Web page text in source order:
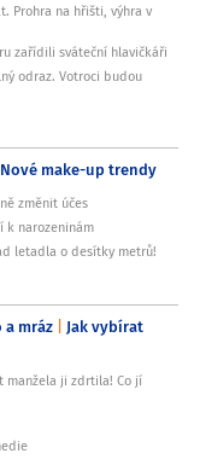
Prohra na hřišti, výhra v
zařídili sváteční hlavičkáři
odraz. Votroci budou
Nové make-up trendy
změnit účes
k narozeninám
letadla o desítky metrů!
mráz Jak vybírat
manžela ji zdrtila! Co jí